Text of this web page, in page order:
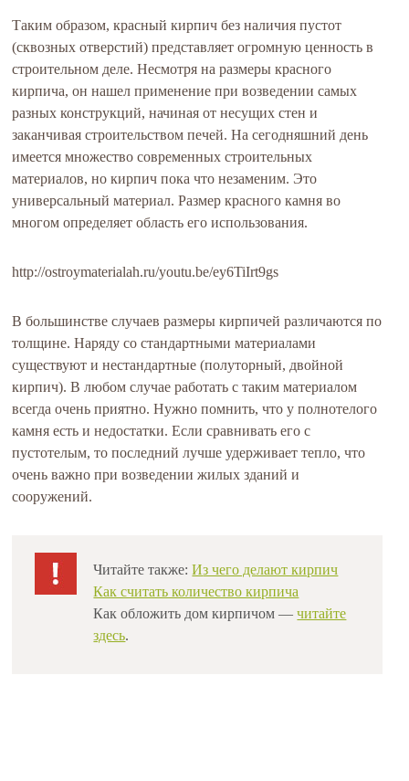
Таким образом, красный кирпич без наличия пустот
(сквозных отверстий) представляет огромную ценность в
строительном деле. Несмотря на размеры красного
кирпича, он нашел применение при возведении самых
разных конструкций, начиная от несущих стен и
заканчивая строительством печей. На сегодняшний день
имеется множество современных строительных
материалов, но кирпич пока что незаменим. Это
универсальный материал. Размер красного камня во
многом определяет область его использования.
http://ostroymaterialah.ru/youtu.be/ey6TiIrt9gs
В большинстве случаев размеры кирпичей различаются по
толщине. Наряду со стандартными материалами
существуют и нестандартные (полуторный, двойной
кирпич). В любом случае работать с таким материалом
всегда очень приятно. Нужно помнить, что у полнотелого
камня есть и недостатки. Если сравнивать его с
пустотелым, то последний лучше удерживает тепло, что
очень важно при возведении жилых зданий и
сооружений.
Читайте также:Из чего делают кирпич
Как считать количество кирпича
Как обложить дом кирпичом —читайте
здесь.